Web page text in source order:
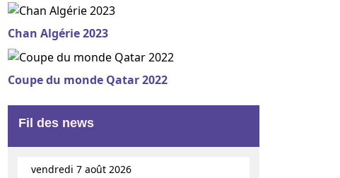
Chan Algérie 2023
Coupe du monde Qatar 2022
Fil des news
vendredi 7 août 2026